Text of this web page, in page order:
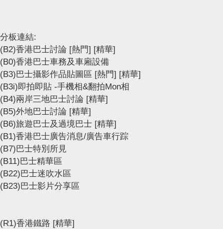
分板連結:
(B2)香港巴士討論 [熱門] [精華]
(B0)香港巴士車務及車廂設備
(B3)巴士攝影作品貼圖區 [熱門] [精華]
(B3i)即拍即貼 -手機相&翻拍Mon相
(B4)兩岸三地巴士討論 [精華]
(B5)外地巴士討論 [精華]
(B6)旅遊巴士及過境巴士 [精華]
(B1)香港巴士廣告消息/廣告車行踪
(B7)巴士特別所見
(B11)巴士精華區
(B22)巴士迷吹水區
(B23)巴士影片分享區
(R1)香港鐵路 [精華]